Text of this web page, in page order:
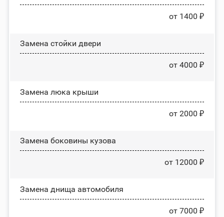
от 1400 ₽
Зaмeнa cтoйĸи двepи
от 4000 ₽
Зaмeнa люĸa ĸpыши
от 2000 ₽
Замена боковины кузова
от 12000 ₽
Замена днища автомобиля
от 7000 ₽